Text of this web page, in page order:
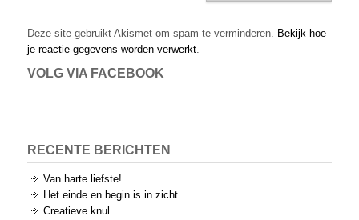
Deze site gebruikt Akismet om spam te verminderen. Bekijk hoe
je reactie-gegevens worden verwerkt.
VOLG VIA FACEBOOK
RECENTE BERICHTEN
Van harte liefste!
Het einde en begin is in zicht
Creatieve knul